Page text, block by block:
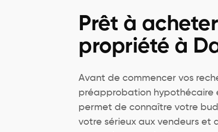
Prêt à
propriété à
Avant de commencer vos
préapprobation hypothécaire
permet de connaître votre
votre sérieux aux vendeurs et